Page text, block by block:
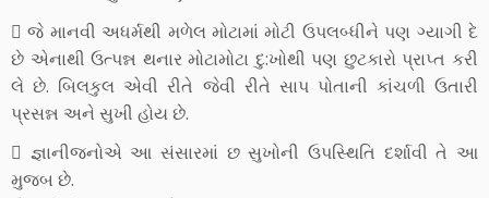
 જે માનવી અધર્મથી મળેલ મોટામાં મોટી ઉપલબ્ધીને પણ ગ્યાગી દે
છે એનાથી ઉત્પન્ન થનાર મોટામોટા દુ:ખોથી પણ છુટકારો પ્રાપ્ત કરી
લે છે. બિલકુલ એવી રીતે જેવી રીતે સાપ પોતાની કાંચળી ઉતારી
પ્રસન્ન અને સુખી હોય છે.
 જ્ઞાનીજનોએ આ સંસારમાં છ સુખોની ઉપસ્થિતિ દર્શાવી તે આ
મુજબ છે.